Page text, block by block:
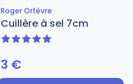
Roger Orfèvre
Cuillère à sel 7cm
5 sur 5
3 €